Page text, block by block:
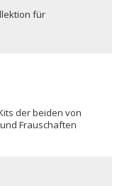
für
der beiden von
Frauschaften